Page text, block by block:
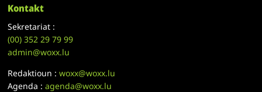
Kontakt
Sekretariat :
(00)352 29 79 99
admin@woxx.lu
Redaktioun :woxx@woxx.lu
Agenda :agenda@woxx.lu